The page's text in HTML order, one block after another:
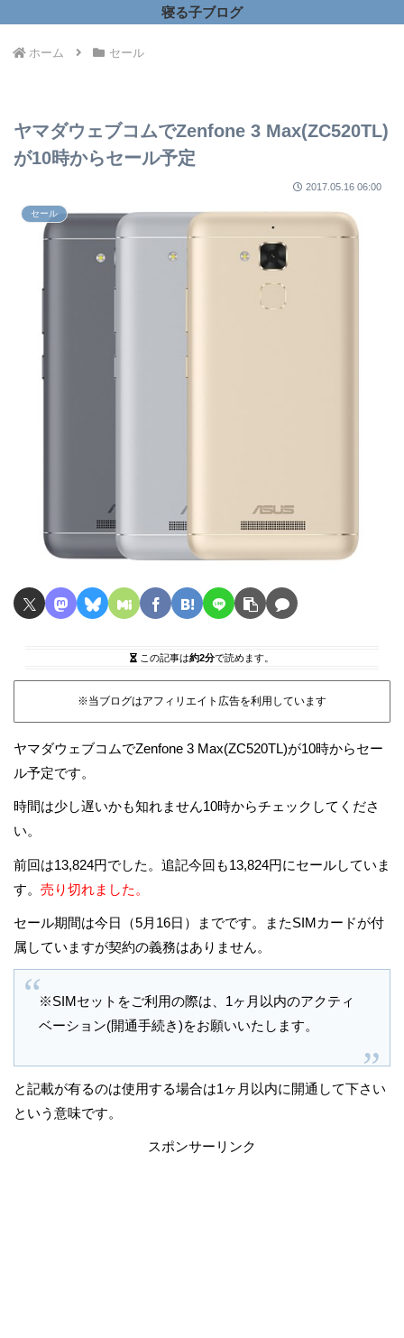
寝る子ブログ
ホーム セール
ヤマダウェブコムでZenfone 3 Max(ZC520TL)
が10時からセール予定
2017.05.16 06:00
セール
この記事は約2分で読めます。
※当ブログはアフィリエイト広告を利用しています
ヤマダウェブコムでZenfone 3 Max(ZC520TL)が10時からセー
ル予定です。
時間は少し遅いかも知れません10時からチェックしてくださ
い。
前回は13,824円でした。追記今回も13,824円にセールしていま
す。 売り切れました。
セール期間は今日（5月16日）までです。またSIMカードが付
属していますが契約の義務はありません。
※SIMセットをご利用の際は、1ヶ月以内のアクティ
ベーション(開通手続き)をお願いいたします。
と記載が有るのは使用する場合は1ヶ月以内に開通して下さい
という意味です。
スポンサーリンク